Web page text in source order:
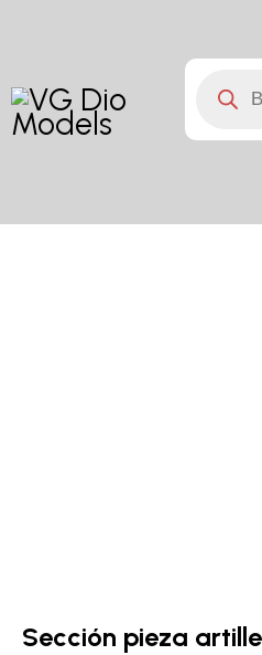
Sección pieza